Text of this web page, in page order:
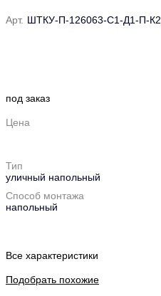
Арт. ШТКУ-П-126063-С1-Д1-П-К2
под заказ
Цена
Тип
уличный напольный
Способ монтажа
напольный
Все характеристики
Подобрать похожие